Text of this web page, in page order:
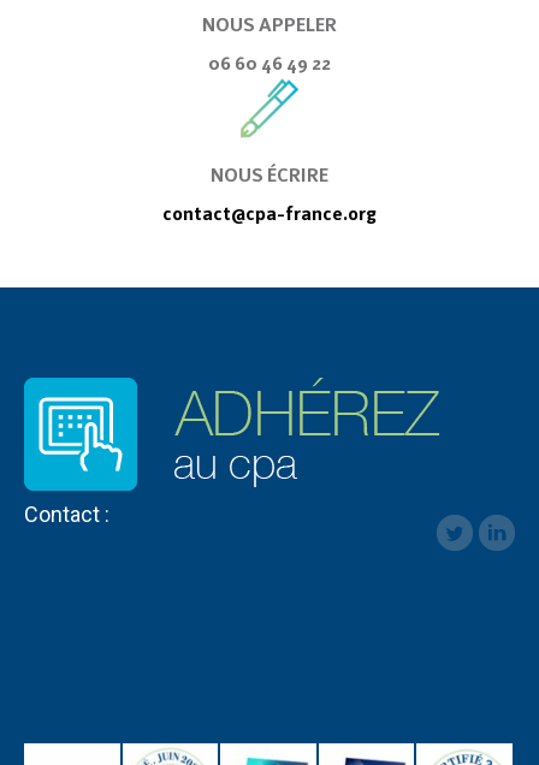
NOUS APPELER
06 60 46 49 22
NOUS ÉCRIRE
contact@cpa-france.org
Contact :